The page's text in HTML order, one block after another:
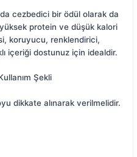
cezbedici bir ödül olarak da
protein ve düşük kalori
koruyucu, renklendirici,
içeriği dostunuz için idealdir.
Şekli
dikkate alınarak verilmelidir.